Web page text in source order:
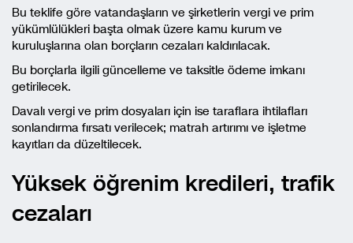
Bu teklife göre vatandaşların ve şirketlerin vergi ve prim
yükümlülükleri başta olmak üzere kamu kurum ve
kuruluşlarına olan borçların cezaları kaldırılacak.
Bu borçlarla ilgili güncelleme ve taksitle ödeme imkanı
getirilecek.
Davalı vergi ve prim dosyaları için ise taraflara ihtilafları
sonlandırma fırsatı verilecek; matrah artırımı ve işletme
kayıtları da düzeltilecek.
Yüksek öğrenim kredileri, trafik
cezaları